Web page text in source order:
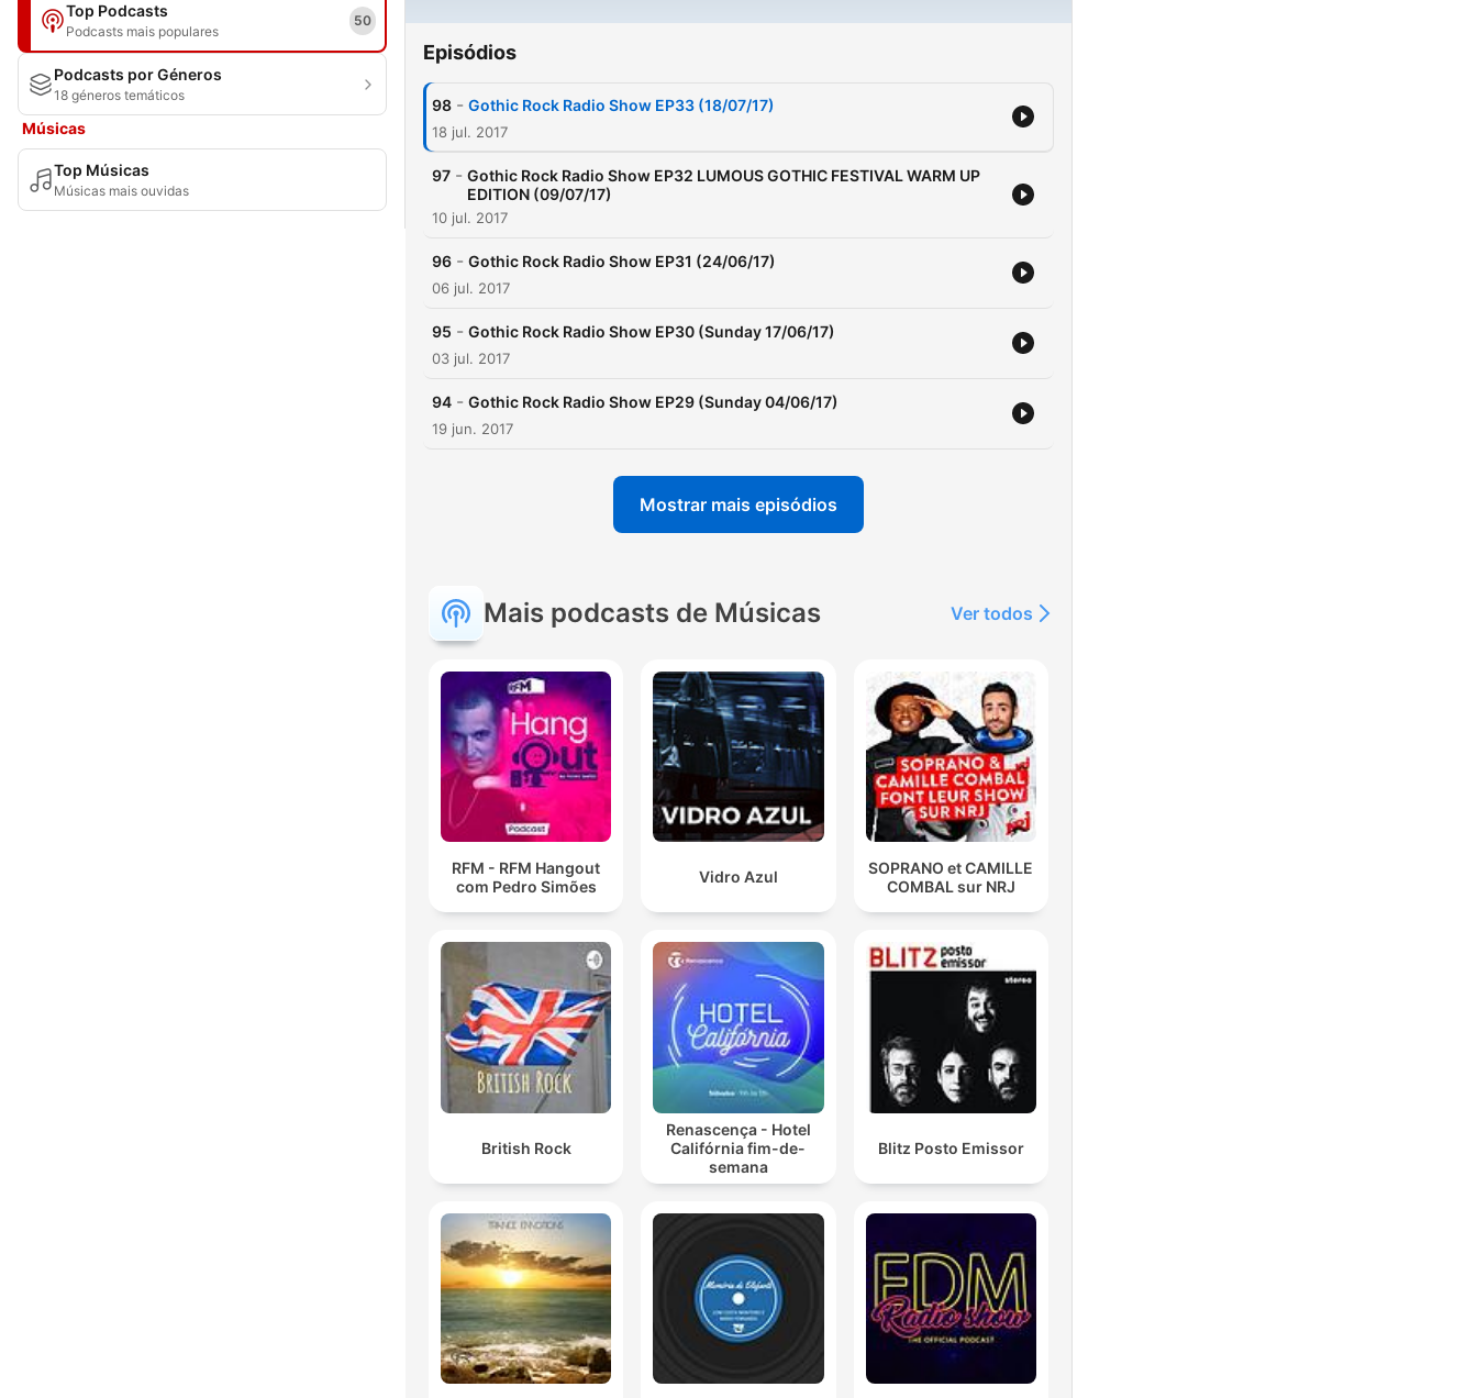
Top Podcasts
Podcasts mais populares
50
Podcasts por Géneros
18 géneros temáticos
Músicas
Top Músicas
Músicas mais ouvidas
Episódios
98 - Gothic Rock Radio Show EP33 (18/07/17)
18 jul. 2017
97 - Gothic Rock Radio Show EP32 LUMOUS GOTHIC FESTIVAL WARM UP
EDITION (09/07/17)
10 jul. 2017
96 - Gothic Rock Radio Show EP31 (24/06/17)
06 jul. 2017
95 - Gothic Rock Radio Show EP30 (Sunday 17/06/17)
03 jul. 2017
94 - Gothic Rock Radio Show EP29 (Sunday 04/06/17)
19 jun. 2017
Mostrar mais episódios
Mais podcasts de Músicas Ver todos
RFM - RFM Hangout
com Pedro Simões
Vidro Azul
SOPRANO et CAMILLE
COMBAL sur NRJ
British Rock
Renascença - Hotel
Califórnia fim-de-
semana
Blitz Posto Emissor